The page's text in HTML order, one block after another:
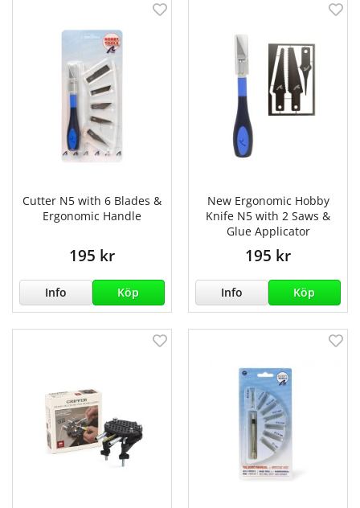
Cutter N5 with 6 Blades &
Ergonomic Handle
195 kr
Info Köp
New Ergonomic Hobby
Knife N5 with 2 Saws &
Glue Applicator
195 kr
Info Köp